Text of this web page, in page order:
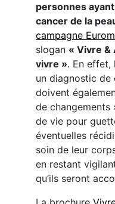
personnes
cancer de la
campagne
slogan « Vivre &
vivre ». En effet,
un diagnostic de
doivent
de
de vie pour
éventuelles
soin de leur
en restant
qu’ils seront